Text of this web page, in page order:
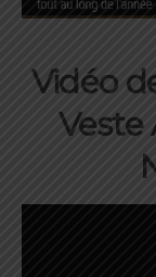
Vidéo
Veste